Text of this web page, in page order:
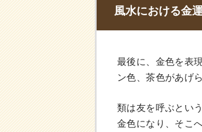
風水における金
最後に、金色を表
ン色、茶色があげ
類は友を呼ぶとい
金色になり、そこ